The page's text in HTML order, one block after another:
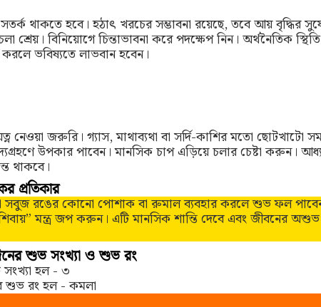
থাকতে হবে। হঠাৎ খরচের সম্ভাবনা রয়েছে, তবে আয় বৃদ্ধির
শ্রেয়। বিনিয়োগে চিন্তাভাবনা করে পদক্ষেপ নিন। অর্থনৈতিক
ভবিষ্যতে লাভবান হবেন।
নেওয়া জরুরি। গ্যাস, মাথাব্যথা বা সর্দি-কাশির মতো ছোটখাটো
উপকার পাবেন। মানসিক চাপ এড়িয়ে চলার চেষ্টা করুন।
থাকবে।
প্রতিকার
রঙের কোনো পোশাক বা রুমাল ব্যবহার করলে শুভ ফল
মন্ত্র জপ করুন। এটি মানসিক শান্তি দেবে এবং জীবনের অশুভ
শুভ সংখ্যা ও শুভ রং
হল - ৩
শুভ রং হল - কমলা